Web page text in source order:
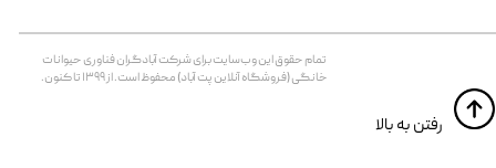
تمام حقوق اين وب‌سايت برای شرکت آبادگران فناوری حیوانات
خانگی (فروشگاه آنلاین پت آباد) محفوظ است. از ۱۳۹۹ تا کنون.
​​رفتن به بالا